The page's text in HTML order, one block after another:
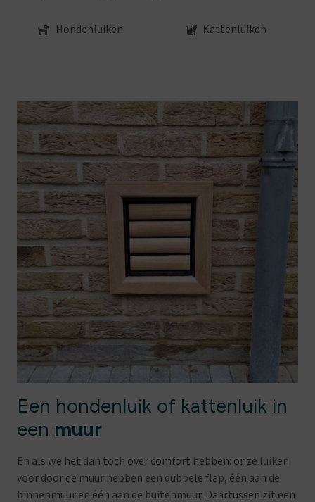
Hondenluiken Kattenluiken
Een hondenluik of kattenluik in
een muur
En als we het dan toch over comfort hebben: onze luiken
voor door de muur hebben een dubbele flap, één aan de
binnenmuur en één aan de buitenmuur. Daartussen zit een